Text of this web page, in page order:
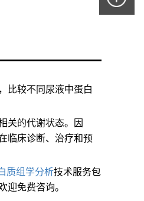
比较不同尿液中蛋白
关的代谢状态。因
临床诊断、治疗和预
质组学分析技术服务包
迎免费咨询。